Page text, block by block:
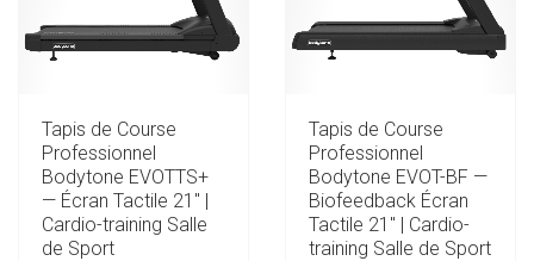
Tapis de Course
Professionnel
Bodytone EVOTTS+
— Écran Tactile 21″ |
Cardio-training Salle
de Sport
Tapis de Course
Professionnel
Bodytone EVOT-BF —
Biofeedback Écran
Tactile 21″ | Cardio-
training Salle de Sport